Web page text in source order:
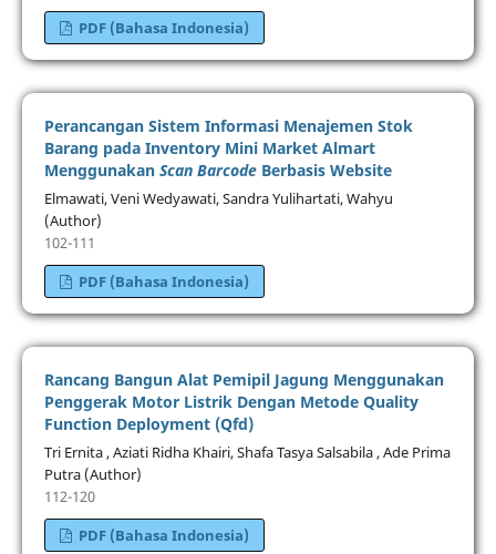
PDF (Bahasa Indonesia)
Perancangan Sistem Informasi Menajemen Stok
Barang pada Inventory Mini Market Almart
Menggunakan Scan BarcodeBerbasis Website
Elmawati, Veni Wedyawati, Sandra Yulihartati, Wahyu
(Author)
102-111
PDF (Bahasa Indonesia)
Rancang Bangun Alat Pemipil Jagung Menggunakan
Penggerak Motor Listrik Dengan Metode Quality
Function Deployment (Qfd)
Tri Ernita , Aziati Ridha Khairi, Shafa Tasya Salsabila , Ade Prima
Putra (Author)
112-120
PDF (Bahasa Indonesia)